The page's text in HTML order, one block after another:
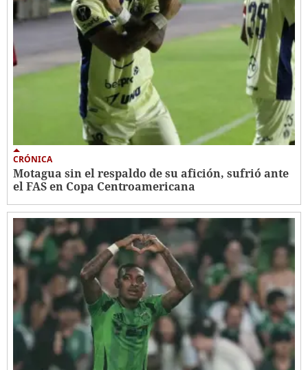
CRÓNICA
Motagua sin el respaldo de su afición, sufrió ante
el FAS en Copa Centroamericana